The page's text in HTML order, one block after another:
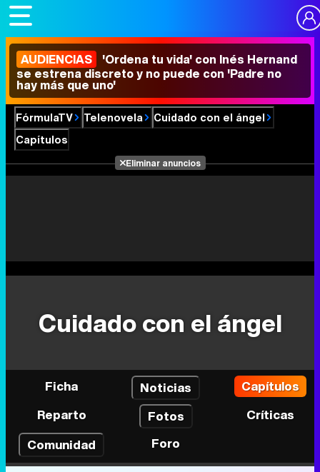
AUDIENCIAS 'Ordena tu vida' con Inés Hernand
se estrena discreto y no puede con 'Padre no
hay más que uno'
FórmulaTV Telenovela
Cuidado con el ángel
Capítulos
Eliminar anuncios
Cuidado con el ángel
Ficha Noticias
Capítulos
Reparto
Fotos
Críticas
Comunidad
Foro